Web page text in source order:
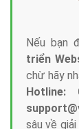
Nếu bạn
triển
chừ hãy
Hotline:
sâu về